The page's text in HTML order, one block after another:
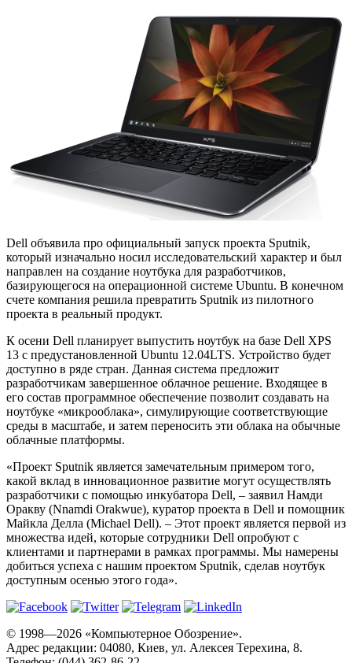
Dell объявила про официальный запуск проекта Sputnik,
который изначально носил исследовательский характер и был
направлен на создание ноутбука для разработчиков,
базирующегося на операционной системе Ubuntu. В конечном
счете компания решила превратить Sputnik из пилотного
проекта в реальный продукт.
К осени Dell планирует выпустить ноутбук на базе Dell XPS
13 с предустановленной Ubuntu 12.04LTS. Устройство будет
доступно в ряде стран. Данная система предложит
разработчикам завершенное облачное решение. Входящее в
его состав программное обеспечение позволит создавать на
ноутбуке «микрооблака», симулирующие соответствующие
среды в масштабе, и затем переносить эти облака на обычные
облачные платформы.
«Проект Sputnik является замечательным примером того,
какой вклад в инновационное развитие могут осуществлять
разработчики с помощью инкубатора Dell, – заявил Намди
Оракву (Nnamdi Orakwue), куратор проекта в Dell и помощник
Майкла Делла (Michael Dell). – Этот проект является первой из
множества идей, которые сотрудники Dell опробуют с
клиентами и партнерами в рамках программы. Мы намерены
добиться успеха с нашим проектом Sputnik, сделав ноутбук
доступным осенью этого года».
© 1998—2026 «Компьютерное Обозрение».
Адрес редакции: 04080, Киев, ул. Алексея Терехина, 8.